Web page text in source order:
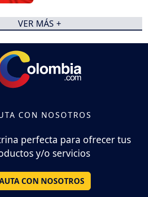
VER MÁS +
CON NOSOTROS
perfecta para ofrecer tus
y/o servicios
CON NOSOTROS